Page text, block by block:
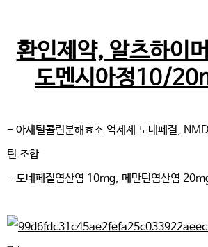
환인제약, 알츠하이
도멘시아정10/
- 아세틸콜린분해효소 억제제 도네페질,
틴 조합
- 도네페질염산염 10mg, 메만틴염산염